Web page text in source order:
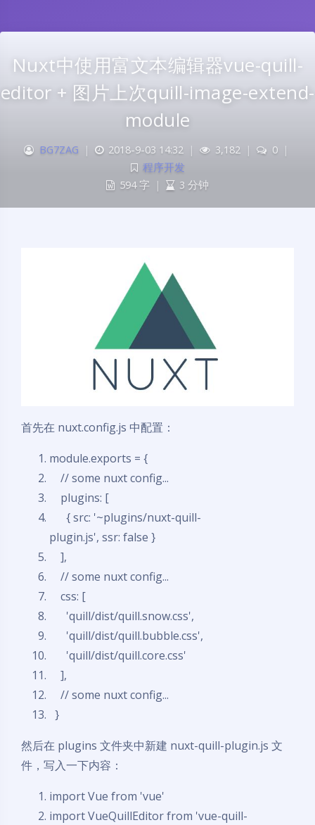
Nuxt中使用富文本编辑器vue-quill-
editor + 图片上次quill-image-extend-
module
BG7ZAG | 2018-9-03 14:32 | 3,182 | 0 |
程序开发
594 字
| 3 分钟
首先在 nuxt.config.js 中配置：
module.exports = {
// some nuxt config...
plugins: [
{ src: '~plugins/nuxt-quill-
plugin.js', ssr: false }
],
// some nuxt config...
css: [
'quill/dist/quill.snow.css',
'quill/dist/quill.bubble.css',
'quill/dist/quill.core.css'
],
// some nuxt config...
}
然后在 plugins 文件夹中新建 nuxt-quill-plugin.js 文
件，写入一下内容：
importVue from 'vue'
importVueQuillEditor from 'vue-quill-